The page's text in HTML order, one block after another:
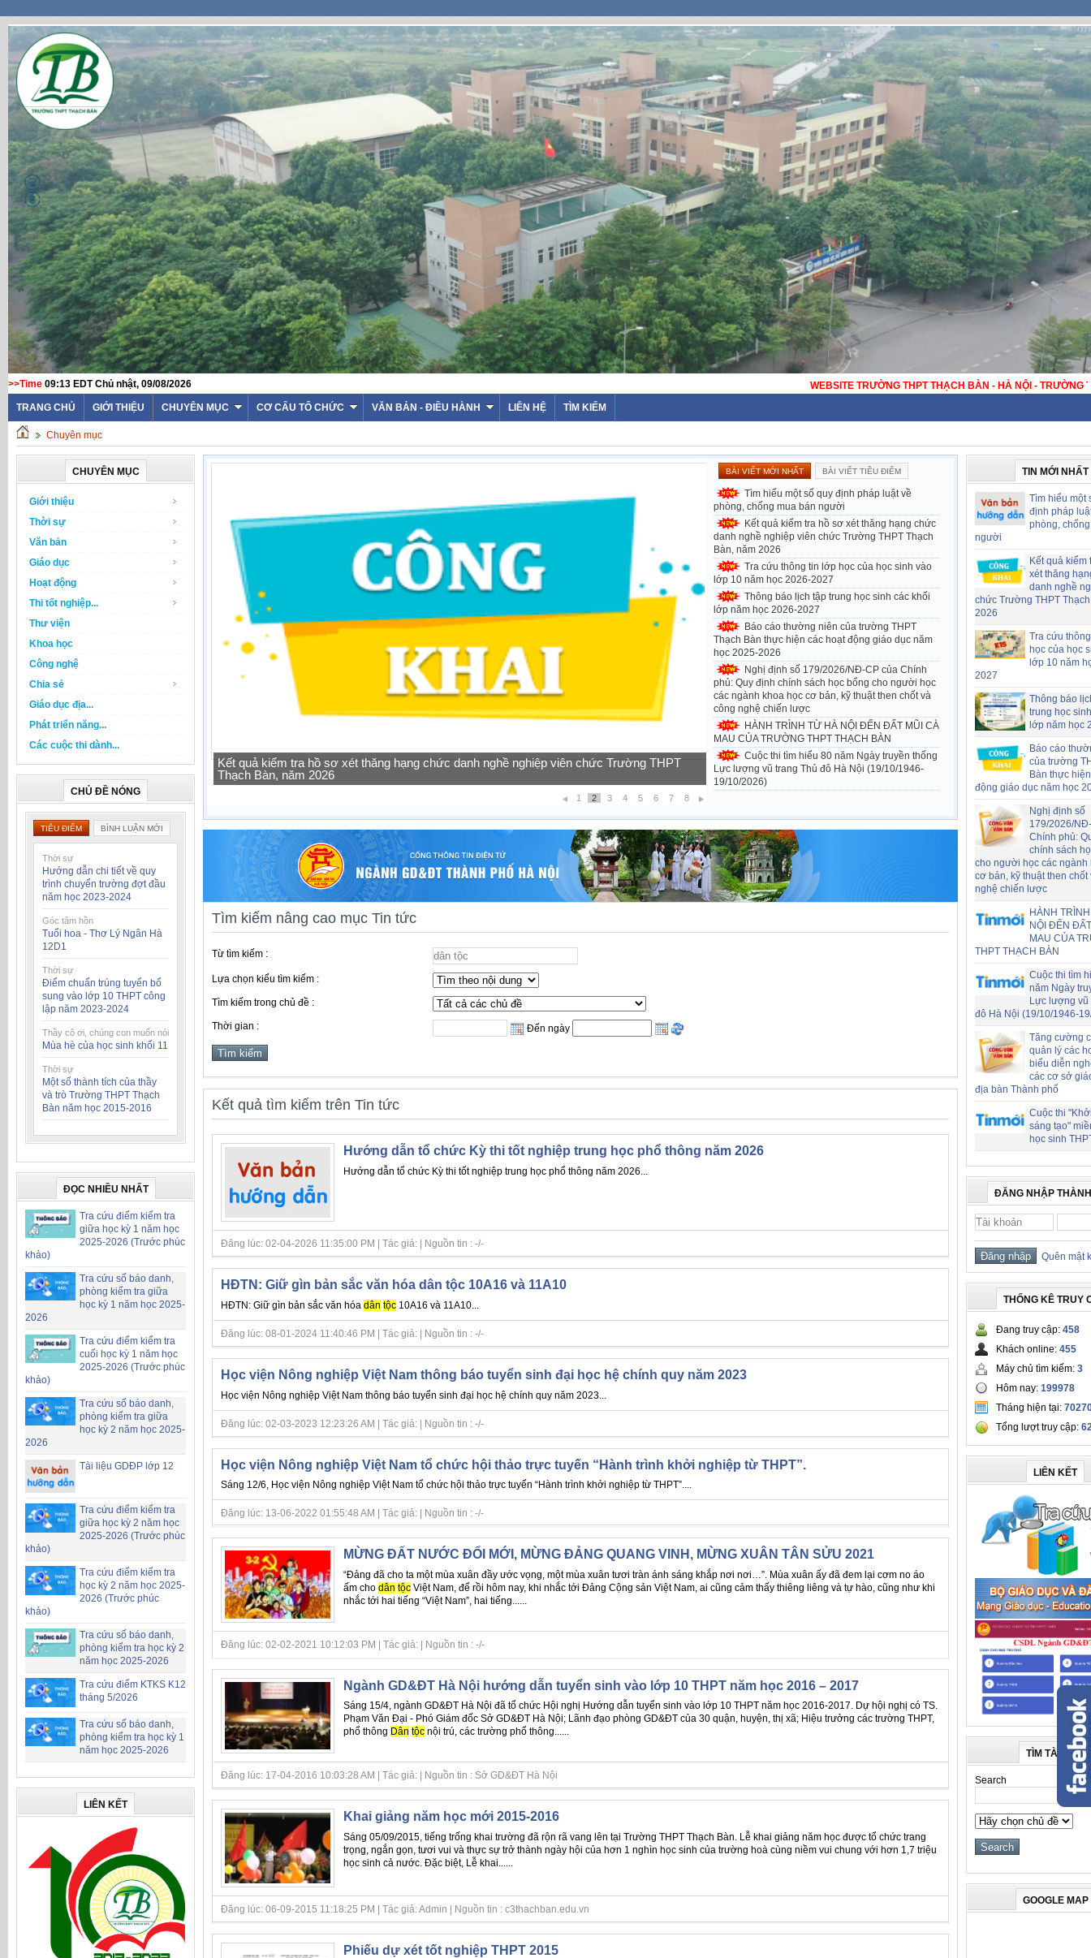
>>Time 09:13 EDT Chủ nhật, 09/08/2026
WEBSITE TRƯỜNG THPT THẠCH BÀN - HÀ NỘI - TRƯỜNG THPT CÔNG LẬP ĐẠT CHUẨN QUỐC GIA
TRANG CHỦ
GIỚI THIỆU CHUYÊN MỤC CƠ CẤU TỔ CHỨC VĂN BẢN - ĐIỀU HÀNH LIÊN HỆ TÌM KIẾM
Chuyên mục
CHUYÊN MỤC
Giới thiệu
Thời sự
Văn bản
Giáo dục
Hoạt động
Thi tốt nghiệp...
Thư viện
Khoa học
Công nghệ
Chia sẻ
Giáo dục địa...
Phát triển năng...
Các cuộc thi dành...
CHỦ ĐỀ NÓNG
TIÊU ĐIỂM BÌNH LUẬN MỚI
Thời sự
Hướng dẫn chi tiết về quy
trình chuyển trường đợt đầu
năm học 2023-2024
Góc tâm hồn
Tuổi hoa - Thơ Lý Ngân Hà
12D1
Thời sự
Điểm chuẩn trúng tuyển bổ
sung vào lớp 10 THPT công
lập năm 2023-2024
Thầy cô ơi, chúng con muốn nói
Mùa hè của học sinh khối 11
Thời sự
Một số thành tích của thầy
và trò Trường THPT Thạch
Bàn năm học 2015-2016
ĐỌC NHIỀU NHẤT
Tra cứu điểm kiểm tra
giữa học kỳ 1 năm học
2025-2026 (Trước phúc
khảo)
Tra cứu số báo danh,
phòng kiểm tra giữa
học kỳ 1 năm học 2025-
2026
Tra cứu điểm kiểm tra
cuối học kỳ 1 năm học
2025-2026 (Trước phúc
khảo)
Tra cứu số báo danh,
phòng kiểm tra giữa
học kỳ 2 năm học 2025-
2026
Tài liệu GDĐP lớp 12
Tra cứu điểm kiểm tra
giữa học kỳ 2 năm học
2025-2026 (Trước phúc
khảo)
Tra cứu điểm kiểm tra
học kỳ 2 năm học 2025-
2026 (Trước phúc
khảo)
Tra cứu số báo danh,
phòng kiểm tra học kỳ 2
năm học 2025-2026
Tra cứu điểm KTKS K12
tháng 5/2026
Tra cứu số báo danh,
phòng kiểm tra học kỳ 1
năm học 2025-2026
LIÊN KẾT
Tra cứu thông tin lớp học của học sinh vào lớp 10 năm học 2026-2027
1 2 3 4 5 6 7 8
BÀI VIẾT MỚI NHẤT BÀI VIẾT TIÊU ĐIỂM
Tìm hiểu một số quy định pháp luật về
phòng, chống mua bán người
Kết quả kiểm tra hồ sơ xét thăng hạng chức
danh nghề nghiệp viên chức Trường THPT Thạch
Bàn, năm 2026
Tra cứu thông tin lớp học của học sinh vào
lớp 10 năm học 2026-2027
Thông báo lịch tập trung học sinh các khối
lớp năm học 2026-2027
Báo cáo thường niên của trường THPT
Thạch Bàn thực hiện các hoạt động giáo dục năm
học 2025-2026
Nghị định số 179/2026/NĐ-CP của Chính
phủ: Quy định chính sách học bổng cho người học
các ngành khoa học cơ bản, kỹ thuật then chốt và
công nghệ chiến lược
HÀNH TRÌNH TỪ HÀ NỘI ĐẾN ĐẤT MŨI CÀ
MAU CỦA TRƯỜNG THPT THẠCH BÀN
Cuộc thi tìm hiểu 80 năm Ngày truyền thống
Lực lượng vũ trang Thủ đô Hà Nội (19/10/1946-
19/10/2026)
Tìm kiếm nâng cao mục Tin tức
Từ tìm kiếm :
Lựa chọn kiểu tìm kiếm :
Tìm kiếm trong chủ đề :
Thời gian : Đến ngày
Kết quả tìm kiếm trên Tin tức
Hướng dẫn tổ chức Kỳ thi tốt nghiệp trung học phổ thông năm 2026
Hướng dẫn tổ chức Kỳ thi tốt nghiệp trung học phổ thông năm 2026...
Đăng lúc: 02-04-2026 11:35:00 PM | Tác giả: | Nguồn tin : -/-
HĐTN: Giữ gìn bản sắc văn hóa dân tộc 10A16 và 11A10
HĐTN: Giữ gìn bản sắc văn hóa dân tộc 10A16 và 11A10...
Đăng lúc: 08-01-2024 11:40:46 PM | Tác giả: | Nguồn tin : -/-
Học viện Nông nghiệp Việt Nam thông báo tuyển sinh đại học hệ chính quy năm 2023
Học viện Nông nghiệp Việt Nam thông báo tuyển sinh đại học hệ chính quy năm 2023...
Đăng lúc: 02-03-2023 12:23:26 AM | Tác giả: | Nguồn tin : -/-
Học viện Nông nghiệp Việt Nam tổ chức hội thảo trực tuyến “Hành trình khởi nghiệp từ THPT”.
Sáng 12/6, Học viện Nông nghiệp Việt Nam tổ chức hội thảo trực tuyến “Hành trình khởi nghiệp từ THPT”....
Đăng lúc: 13-06-2022 01:55:48 AM | Tác giả: | Nguồn tin : -/-
MỪNG ĐẤT NƯỚC ĐỔI MỚI, MỪNG ĐẢNG QUANG VINH, MỪNG XUÂN TÂN SỬU 2021
“Đảng đã cho ta một mùa xuân đầy ước vọng, một mùa xuân tươi tràn ánh sáng khắp nơi nơi…”. Mùa xuân ấy đã đem lại cơm no áo
ấm cho dân tộcViệt Nam, để rồi hôm nay, khi nhắc tới Đảng Cộng sản Việt Nam, ai cũng cảm thấy thiêng liêng và tự hào, cũng như khi
nhắc tới hai tiếng “Việt Nam”, hai tiếng......
Đăng lúc: 02-02-2021 10:12:03 PM | Tác giả: | Nguồn tin : -/-
Ngành GD&ĐT Hà Nội hướng dẫn tuyển sinh vào lớp 10 THPT năm học 2016 – 2017
Sáng 15/4, ngành GD&ĐT Hà Nội đã tổ chức Hội nghị Hướng dẫn tuyển sinh vào lớp 10 THPT năm học 2016-2017. Dự hội nghị có TS.
Phạm Văn Đại - Phó Giám đốc Sở GD&ĐT Hà Nội; Lãnh đạo phòng GD&ĐT của 30 quận, huyện, thị xã; Hiệu trưởng các trường THPT,
phổ thông Dân tộcnội trú, các trường phổ thông......
Đăng lúc: 17-04-2016 10:03:28 AM | Tác giả: | Nguồn tin : Sở GD&ĐT Hà Nội
Khai giảng năm học mới 2015-2016
Sáng 05/09/2015, tiếng trống khai trường đã rộn rã vang lên tại Trường THPT Thạch Bàn. Lễ khai giảng năm học được tổ chức trang
trọng, ngắn gọn, tươi vui và thực sự trở thành ngày hội của hơn 1 nghìn học sinh của trường hoà cùng niềm vui chung với hơn 1,7 triệu
học sinh cả nước. Đặc biệt, Lễ khai......
Đăng lúc: 06-09-2015 11:18:25 PM | Tác giả: Admin | Nguồn tin : c3thachban.edu.vn
Phiếu dự xét tốt nghiệp THPT 2015
TIN MỚI NHẤT
Tìm hiểu một
định pháp
phòng,
người
Kết quả kiểm
xét thăng
danh nghề
chức Trường THPT
2026
Tra cứu
học của học
lớp 10 năm
2027
Thông báo
trung học
lớp năm học
Báo cáo
của trường
Bàn thực
động giáo dục năm học
Nghị định số
179/2026/
Chính phủ:
chính sách
cho người học các ngành
cơ bản, kỹ thuật then chốt
nghệ chiến lược
HÀNH
NỘI ĐẾN
MAU CỦA
THPT THẠCH BÀN
Cuộc thi tìm
năm Ngày
Lực lượng vũ
đô Hà Nội (19/10/1946-
Tăng cường
quản lý các
biểu diễn
các cơ sở
địa bàn Thành phố
Cuộc thi
sáng tạo"
học sinh
ĐĂNG NHẬP
Quên mật
THỐNG KÊ TRUY
Đang truy cập: 458
Khách online: 455
Máy chủ tìm kiếm: 3
Hôm nay: 199978
Tháng hiện tại:
Tổng lượt truy cập:
LIÊN KẾT
TÌM TÀI LIỆU
Search
GOOGLE MAP